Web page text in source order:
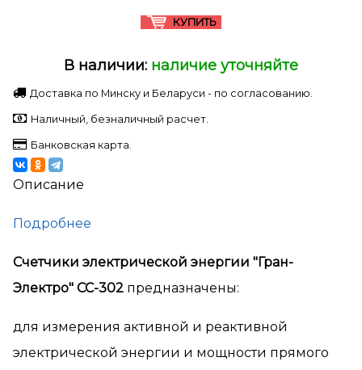
В наличии: наличие уточняйте
Доставка по Минску и Беларуси - по согласованию.
Наличный, безналичный расчет.
Банковская карта.
Описание
Подробнее
Счетчики электрической энергии "Гран-
Электро" СС-302 предназначены:
для измерения активной и реактивной
электрической энергии и мощности прямого